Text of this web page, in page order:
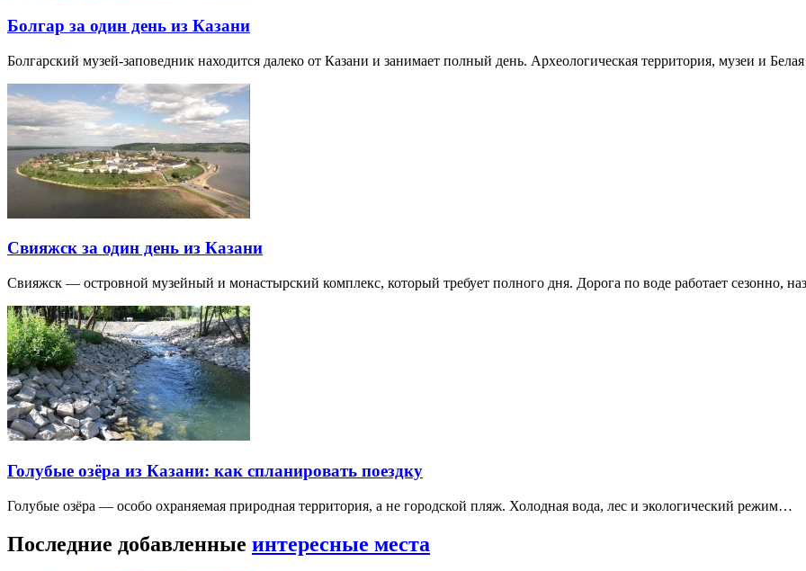
Болгар за один день из Казани
Болгарский музей-заповедник находится далеко от Казани и занимает полный день. Археологическая территория, музеи и
Свияжск за один день из Казани
Свияжск — островной музейный и монастырский комплекс, который требует полного дня. Дорога по воде работает сезонно,
Голубые озёра из Казани: как спланировать поездку
Голубые озёра — особо охраняемая природная территория, а не городской пляж. Холодная вода, лес и экологический режим…
Последние добавленные интересные места